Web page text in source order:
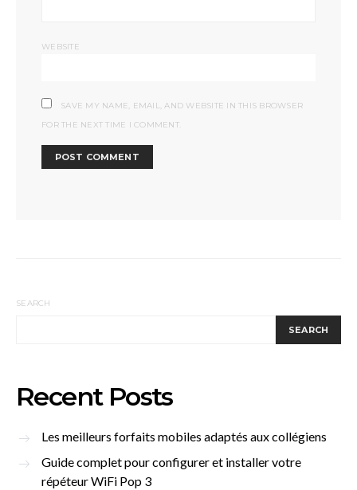
WEBSITE
SAVE MY NAME, EMAIL, AND WEBSITE IN THIS BROWSER
FOR THE NEXT TIME I COMMENT.
SEARCH
SEARCH
Recent Posts
Les meilleurs forfaits mobiles adaptés aux collégiens
Guide complet pour configurer et installer votre
répéteur WiFi Pop 3